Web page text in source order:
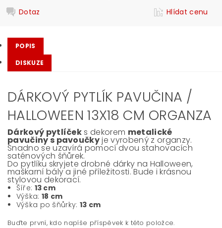
Dotaz
Hlídat cenu
POPIS
DISKUZE
DÁRKOVÝ PYTLÍK PAVUČINA /
HALLOWEEN 13X18 CM ORGANZA
Dárkový pytlíčeks dekorem metalické
pavučiny s pavoučkyje vyrobený z organzy.
Snadno se uzavírá pomocí dvou stahovacích
saténových šňůrek.
Do pytlíku skryjete drobné dárky na Halloween,
maškarní bály a jiné příležitosti. Bude i krásnou
stylovou dekorací.
Šíře: 13 cm
Výška: 18 cm
Výška po šňůrky: 13 cm
Buďte první, kdo napíše příspěvek k této položce.